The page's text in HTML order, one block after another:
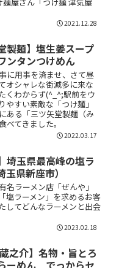
2021.12.28
製麺】塩生姜スープ
ンタンつけめん
に用事を済ませ、さて昼
オシャレな街滅多に来な
くわからず(^_^;駅前をウ
すい素敵な「つけ麺」
ある「三ツ矢堂製麺（み
てきました。
2022.03.17
埼玉県最高峰の塩ラ
玉県新座市）
ラーメン店「ぜんや」
塩ラーメン」を求めるお客
してどんなラーメンと出会
2023.02.18
蔵之介】名物・旨とろ
ーめん でっからセ